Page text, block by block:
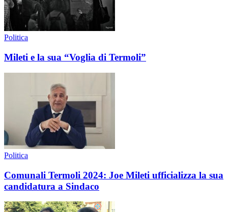
Politica
Mileti e la sua “Voglia di Termoli”
Politica
Comunali Termoli 2024: Joe Mileti ufficializza la sua
candidatura a Sindaco